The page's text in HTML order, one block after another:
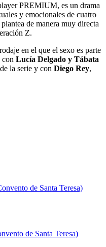
PREMIUM, es un drama
y emocionales de cuatro
de manera muy directa
Z.
en el que el sexo es parte
con Lucía Delgado y Tábata
la serie y con Diego Rey,
de Santa Teresa)
de Santa Teresa)